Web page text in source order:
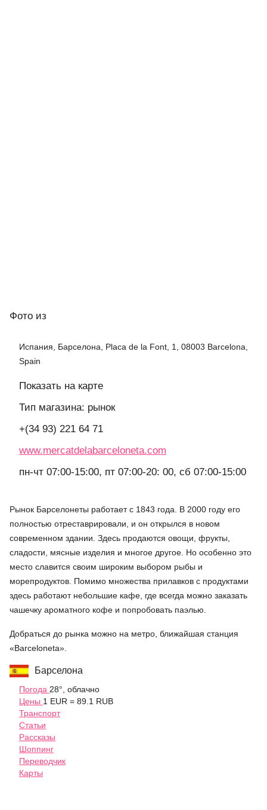
Фото из
Испания, Барселона, Placa de la Font, 1, 08003 Barcelona,
Spain
Показать на карте
Тип магазина: рынок
+(34 93) 221 64 71
www.mercatdelabarceloneta.com
пн-чт 07:00-15:00, пт 07:00-20: 00, сб 07:00-15:00
Рынок Барселонеты работает с 1843 года. В 2000 году его
полностью отреставрировали, и он открылся в новом
современном здании. Здесь продаются овощи, фрукты,
сладости, мясные изделия и многое другое. Но особенно это
место славится своим широким выбором рыбы и
морепродуктов. Помимо множества прилавков с продуктами
здесь работают небольшие кафе, где всегда можно заказать
чашечку ароматного кофе и попробовать паэлью.
Добраться до рынка можно на метро, ближайшая станция
«Barceloneta».
Барселона
Погода 28°, облачно
Цены 1 EUR = 89.1 RUB
Транспорт
Статьи
Рассказы
Шоппинг
Переводчик
Карты